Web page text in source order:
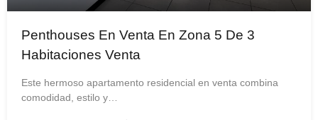
Penthouses En Venta En Zona 5 De 3
Habitaciones Venta
Este hermoso apartamento residencial en venta combina
comodidad, estilo y…